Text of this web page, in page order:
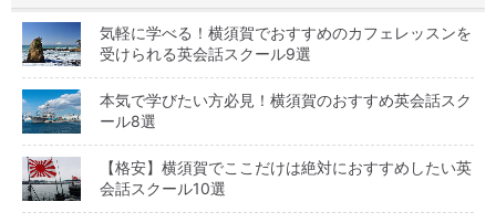
気軽に学べる！横須賀でおすすめのカフェレッスンを
受けられる英会話スクール9選
本気で学びたい方必見！横須賀のおすすめ英会話スク
ール8選
【格安】横須賀でここだけは絶対におすすめしたい英
会話スクール10選